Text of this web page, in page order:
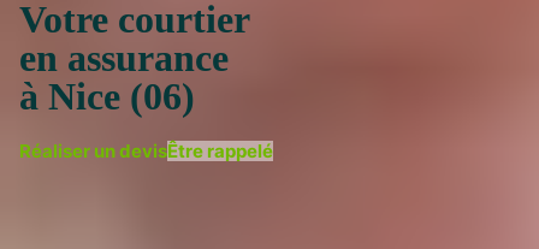
Votre courtier
en assurance
à Nice (06)
Réaliser un devisÊtre rappelé